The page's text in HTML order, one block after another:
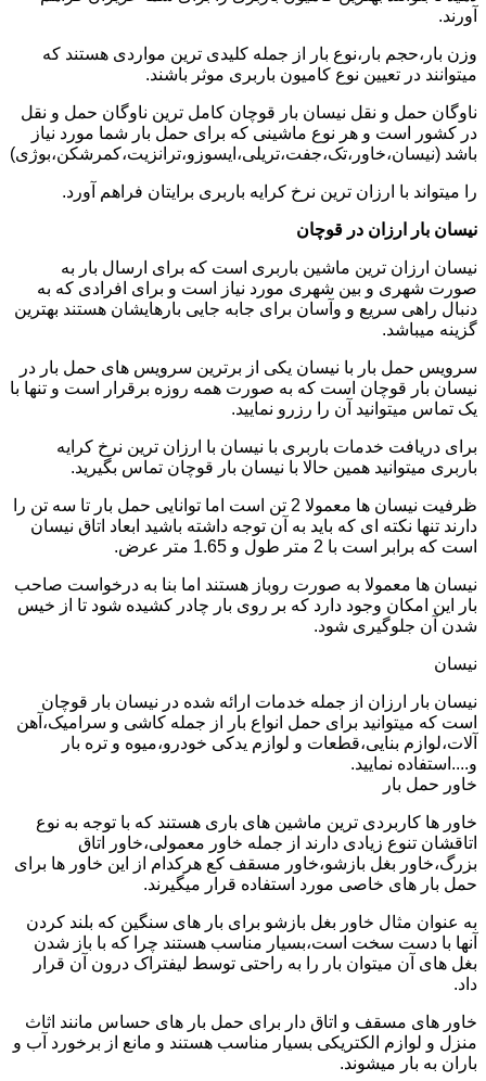
آورند.
وزن بار،حجم بار،نوع بار از جمله کلیدی ترین مواردی هستند که
میتوانند در تعیین نوع کامیون باربری موثر باشند.
ناوگان حمل و نقل نیسان بار قوچان کامل ترین ناوگان حمل و نقل
در کشور است و هر نوع ماشینی که برای حمل بار شما مورد نیاز
باشد (نیسان،خاور،تک،جفت،تریلی،ایسوزو،ترانزیت،کمرشکن،بوژی)
را میتواند با ارزان ترین نرخ کرایه باربری برایتان فراهم آورد.
نیسان بار ارزان در قوچان
نیسان ارزان ترین ماشین باربری است که برای ارسال بار به
صورت شهری و بین شهری مورد نیاز است و برای افرادی که به
دنبال راهی سریع و وآسان برای جابه جایی بارهایشان هستند بهترین
گزینه میباشد.
سرویس حمل بار با نیسان یکی از برترین سرویس های حمل بار در
نیسان بار قوچان است که به صورت همه روزه برقرار است و تنها با
یک تماس میتوانید آن را رزرو نمایید.
برای دریافت خدمات باربری با نیسان با ارزان ترین نرخ کرایه
باربری میتوانید همین حالا با نیسان بار قوچان تماس بگیرید.
ظرفیت نیسان ها معمولا 2 تن است اما توانایی حمل بار تا سه تن را
دارند تنها نکته ای که باید به آن توجه داشته باشید ابعاد اتاق نیسان
است که برابر است با 2 متر طول و 1.65 متر عرض.
نیسان ها معمولا به صورت روباز هستند اما بنا به درخواست صاحب
بار این امکان وجود دارد که بر روی بار چادر کشیده شود تا از خیس
شدن آن جلوگیری شود.
نیسان
نیسان بار ارزان از جمله خدمات ارائه شده در نیسان بار قوچان
است که میتوانید برای حمل انواع بار از جمله کاشی و سرامیک،آهن
آلات،لوازم بنایی،قطعات و لوازم یدکی خودرو،میوه و تره بار
و....استفاده نمایید.
خاور حمل بار
خاور ها کاربردی ترین ماشین های باری هستند که با توجه به نوع
اتاقشان تنوع زیادی دارند از جمله خاور معمولی،خاور اتاق
بزرگ،خاور بغل بازشو،خاور مسقف کع هرکدام از این خاور ها برای
حمل بار های خاصی مورد استفاده قرار میگیرند.
به عنوان مثال خاور بغل بازشو برای بار های سنگین که بلند کردن
آنها با دست سخت است،بسیار مناسب هستند چرا که با باز شدن
بغل های آن میتوان بار را به راحتی توسط لیفتراک درون آن قرار
داد.
خاور های مسقف و اتاق دار برای حمل بار های حساس مانند اثاث
منزل و لوازم الکتریکی بسیار مناسب هستند و مانع از برخورد آب و
باران به بار میشوند.